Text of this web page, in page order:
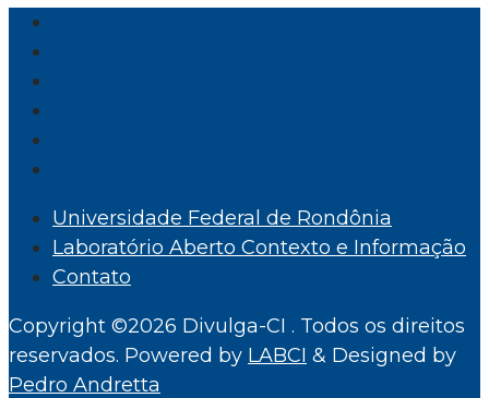
Universidade Federal de Rondônia
Laboratório Aberto Contexto e Informação
Contato
Copyright ©2026 Divulga-CI . Todos os direitos
reservados. Powered by LABCI & Designed by
Pedro Andretta